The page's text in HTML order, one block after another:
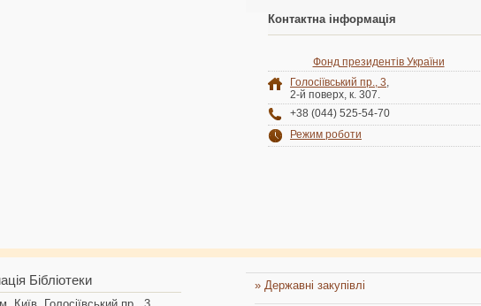
Контактна інформація
Фонд президентів України
Голосіївський пр., 3,
2-й поверх, к. 307.
+38 (044) 525-54-70
Режим роботи
Бібліотеки » Державні закупівлі